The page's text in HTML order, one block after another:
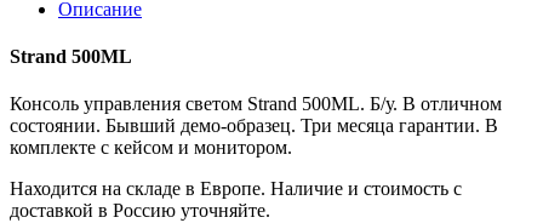
Описание
Strand 500ML
Консоль управления светом Strand 500ML. Б/у. В отличном
состоянии. Бывший демо-образец. Три месяца гарантии. В
комплекте с кейсом и монитором.
Находится на складе в Европе. Наличие и стоимость с
доставкой в Россию уточняйте.